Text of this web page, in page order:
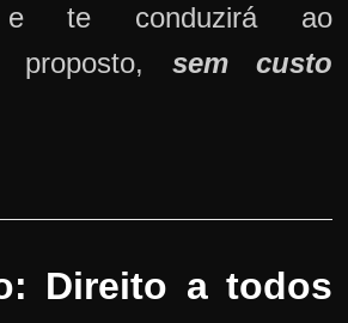
e te conduzirá ao
proposto, sem custo
Direito a todos